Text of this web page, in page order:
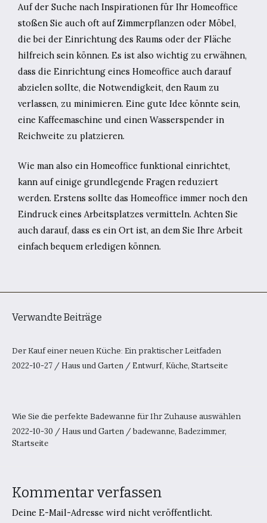
Auf der Suche nach Inspirationen für Ihr Homeoffice
stoßen Sie auch oft auf Zimmerpflanzen oder Möbel,
die bei der Einrichtung des Raums oder der Fläche
hilfreich sein können. Es ist also wichtig zu erwähnen,
dass die Einrichtung eines Homeoffice auch darauf
abzielen sollte, die Notwendigkeit, den Raum zu
verlassen, zu minimieren. Eine gute Idee könnte sein,
eine Kaffeemaschine und einen Wasserspender in
Reichweite zu platzieren.
Wie man also ein Homeoffice funktional einrichtet,
kann auf einige grundlegende Fragen reduziert
werden. Erstens sollte das Homeoffice immer noch den
Eindruck eines Arbeitsplatzes vermitteln. Achten Sie
auch darauf, dass es ein Ort ist, an dem Sie Ihre Arbeit
einfach bequem erledigen können.
Verwandte Beiträge
Der Kauf einer neuen Küche: Ein praktischer Leitfaden
2022-10-27 / Haus und Garten / Entwurf, Küche, Startseite
Wie Sie die perfekte Badewanne für Ihr Zuhause auswählen
2022-10-30 / Haus und Garten /badewanne, Badezimmer,
Startseite
Kommentar verfassen
Deine E-Mail-Adresse wird nicht veröffentlicht.